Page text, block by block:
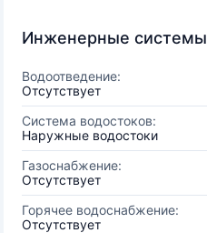
Инженерные системы
Водоотведение:
Отсутствует
Система водостоков:
Наружные водостоки
Газоснабжение:
Отсутствует
Горячее водоснабжение:
Отсутствует